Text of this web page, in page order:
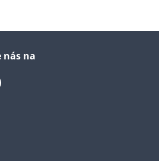
nás na